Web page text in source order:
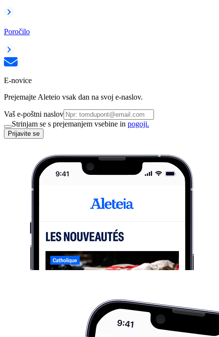
Poročilo
E-novice
Prejemajte Aleteio vsak dan na svoj e-naslov.
Vaš e-poštni naslov
Strinjam se s prejemanjem vsebine in pogoji.
Prijavite se